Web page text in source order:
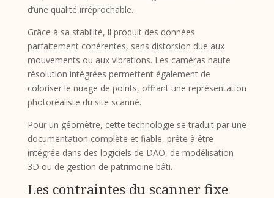
d’une qualité irréprochable.
Grâce à sa stabilité, il produit des données
parfaitement cohérentes, sans distorsion due aux
mouvements ou aux vibrations. Les caméras haute
résolution intégrées permettent également de
coloriser le nuage de points, offrant une représentation
photoréaliste du site scanné.
Pour un géomètre, cette technologie se traduit par une
documentation complète et fiable, prête à être
intégrée dans des logiciels de DAO, de modélisation
3D ou de gestion de patrimoine bâti.
Les contraintes du scanner fixe